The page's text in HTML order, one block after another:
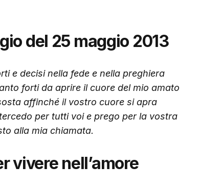
del 25 maggio 2013
e decisi nella fede e nella preghiera
forti da aprire il cuore del mio amato
affinché il vostro cuore si apra
per tutti voi e prego per la vostra
alla mia chiamata.
vivere nell’amore